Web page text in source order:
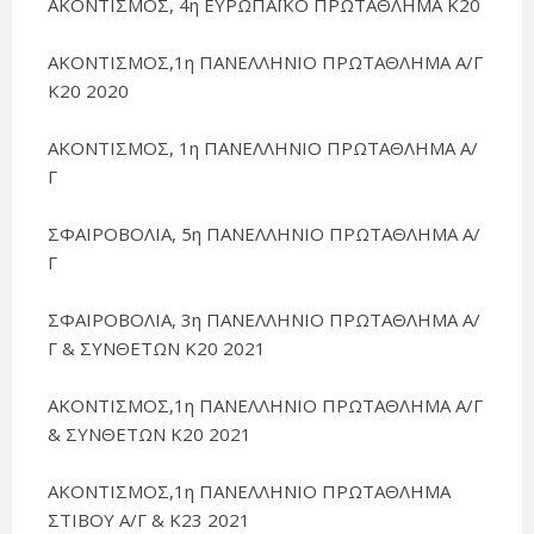
ΑΚΟΝΤΙΣΜΟΣ, 4η ΕΥΡΩΠΑΪΚΟ ΠΡΩΤΑΘΛΗΜΑ Κ20
ΑΚΟΝΤΙΣΜΟΣ,1η ΠΑΝΕΛΛΗΝΙΟ ΠΡΩΤΑΘΛΗΜΑ Α/Γ
Κ20 2020
ΑΚΟΝΤΙΣΜΟΣ, 1η ΠΑΝΕΛΛΗΝΙΟ ΠΡΩΤΑΘΛΗΜΑ Α/
Γ
ΣΦΑΙΡΟΒΟΛΙΑ, 5η ΠΑΝΕΛΛΗΝΙΟ ΠΡΩΤΑΘΛΗΜΑ Α/
Γ
ΣΦΑΙΡΟΒΟΛΙΑ, 3η ΠΑΝΕΛΛΗΝΙΟ ΠΡΩΤΑΘΛΗΜΑ Α/
Γ & ΣΥΝΘΕΤΩΝ Κ20 2021
ΑΚΟΝΤΙΣΜΟΣ,1η ΠΑΝΕΛΛΗΝΙΟ ΠΡΩΤΑΘΛΗΜΑ Α/Γ
& ΣΥΝΘΕΤΩΝ Κ20 2021
ΑΚΟΝΤΙΣΜΟΣ,1η ΠΑΝΕΛΛΗΝΙΟ ΠΡΩΤΑΘΛΗΜΑ
ΣΤΙΒΟΥ Α/Γ & Κ23 2021